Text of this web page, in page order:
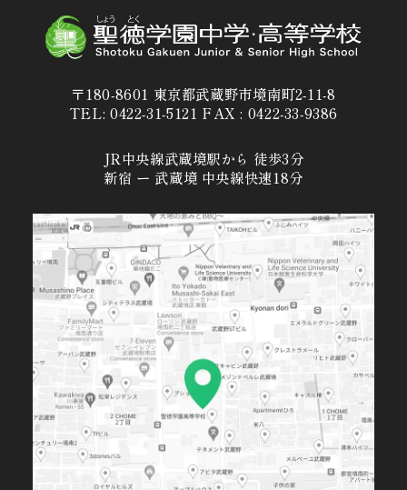
〒180-8601 東京都武蔵野市境南町2-11-8
TEL: 0422-31-5121 FAX : 0422-33-9386
JR中央線武蔵境駅から 徒歩3分
新宿 ー 武蔵境 中央線快速18分